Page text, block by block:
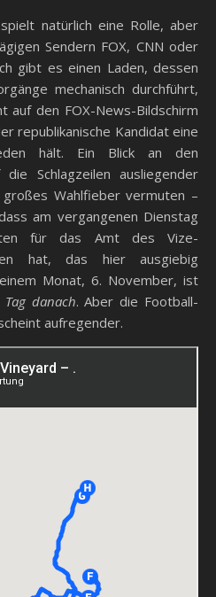
natürlich eine Rolle, aber
Sendern FOX, CNN oder
gibt es einen Laden, dessen
mechanisch durchführt,
auf den FOX-News-Bildschirm
republikanische Kandidat eine
hält. Ein Blick an den
Schlagzeilen ausliegender
Wahlfieber vermuten –
am vergangenen Dienstag
für das Amt des Vize-
hat, das hier ausgiebig
Monat, 6. November, ist
danach. Aber die Football-
aufregender.